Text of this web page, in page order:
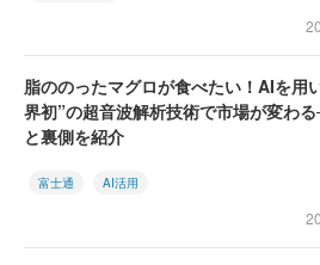
脂ののったマグロが食べたい！AIを用
界初”の超音波解析技術で市場が変わ
と裏側を紹介
富士通 AI活用